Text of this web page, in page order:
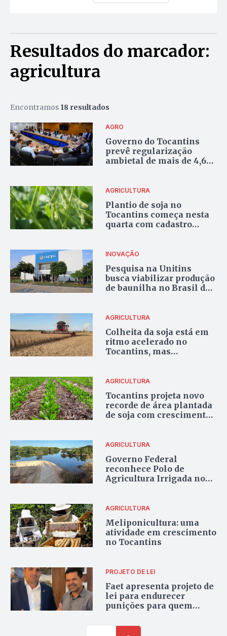
Resultados do marcador:
agricultura
Encontramos 18 resultados
AGRO
Governo do Tocantins
prevê regularização
ambietal de mais de 4,6
AGRICULTURA
Plantio de soja no
Tocantins começa nesta
quarta com cadastro
INOVAÇÃO
Pesquisa na Unitins
busca viabilizar produção
de baunilha no Brasil de
AGRICULTURA
Colheita da soja está em
ritmo acelerado no
Tocantins, mas
AGRICULTURA
Tocantins projeta novo
recorde de área plantada
de soja com crescimento
AGRICULTURA
Governo Federal
reconhece Polo de
Agricultura Irrigada no
do país
AGRICULTURA
Meliponicultura: uma
atividade em crescimento
no Tocantins
PROJETO DE LEI
Faet apresenta projeto de
lei para endurecer
punições para quem
privadas